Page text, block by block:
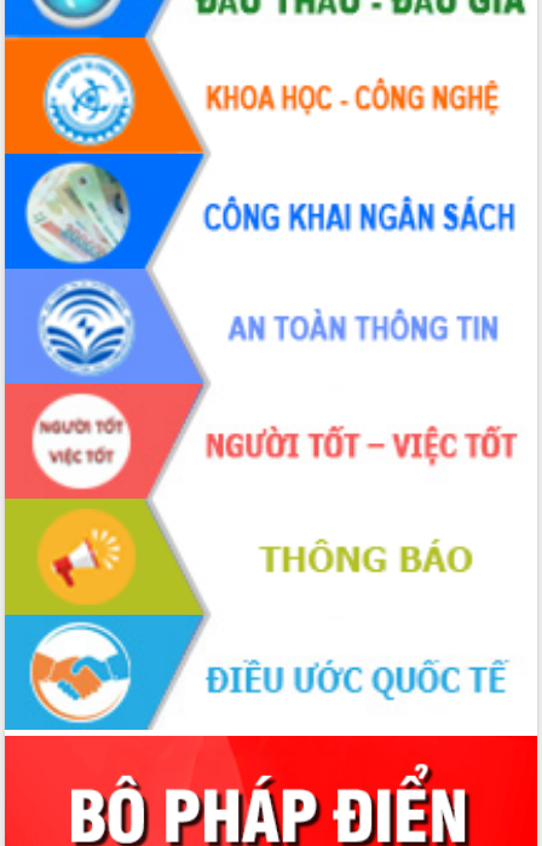
Tổ chức trang trọng Lễ hội Đền thờ
Lương Văn Chánh năm 2026
Phó Bí thư Tỉnh ủy Đắk Lắk Đỗ Hữu
Huy giữ chức Bí thư Đảng ủy Ủy Ban
Nhân dân tỉnh
Bệnh án điện tử thúc đẩy chuyển đổi
số y tế tại Đắk Lắk
Chuyển đổi số thư viện: Mở rộng
không gian tri thức trong thời đại số
Đánh giá, rút kinh nghiệm công tác tổ
chức diễn tập trước ngày bầu cử
Chương trình “Gặp gỡ hữu nghị –
Friendship Meeting New Year 2026”
Bầu cử Quốc hội và HĐND: Cử tri Đắk
Lắk gửi gắm niềm tin, kỳ vọng vào lá
phiếu
Đắk Lắk sẵn sàng các điều kiện cho
Ngày hội bầu cử đại biểu Quốc hội
khóa XVI và HĐND các cấp nhiệm kỳ
2026-2031
Đảm bảo cuộc bầu cử đại biểu Quốc
hội và đại biểu HĐND các cấp diễn ra
an toàn, hiệu quả, đúng quy định
Thủ tướng Chính phủ Phạm Minh Chính
kiểm tra, chỉ đạo hoàn thành các dự
án cao tốc và thăm khu tái định cư tại
Đắk Lắk
Sôi nổi Hội đua ngựa truyền thống Gò
Thì Thùng mừng Xuân Bính Ngọ 2026
Lãnh đạo tỉnh dâng hương tưởng niệm
tại Đập Đồng Cam đầu Xuân Bính Ngọ
Ngành nông nghiệp phấn đấu tăng